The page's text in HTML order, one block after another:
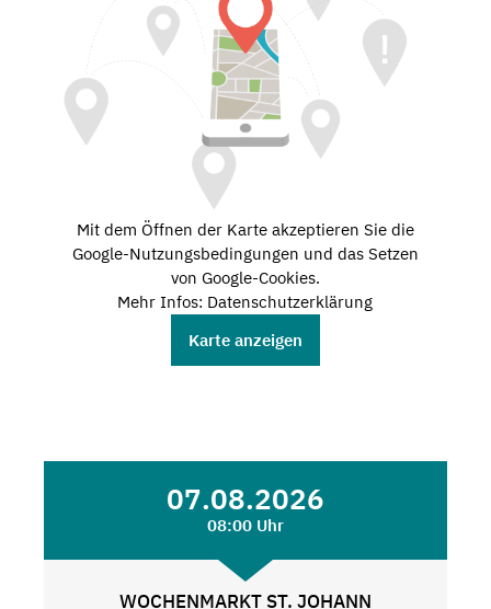
Mit dem Öffnen der Karte akzeptieren Sie die
Google-Nutzungsbedingungen und das Setzen
von Google-Cookies.
Mehr Infos: Datenschutzerklärung
Karte anzeigen
07.08.2026
08:00 Uhr
WOCHENMARKT ST. JOHANN